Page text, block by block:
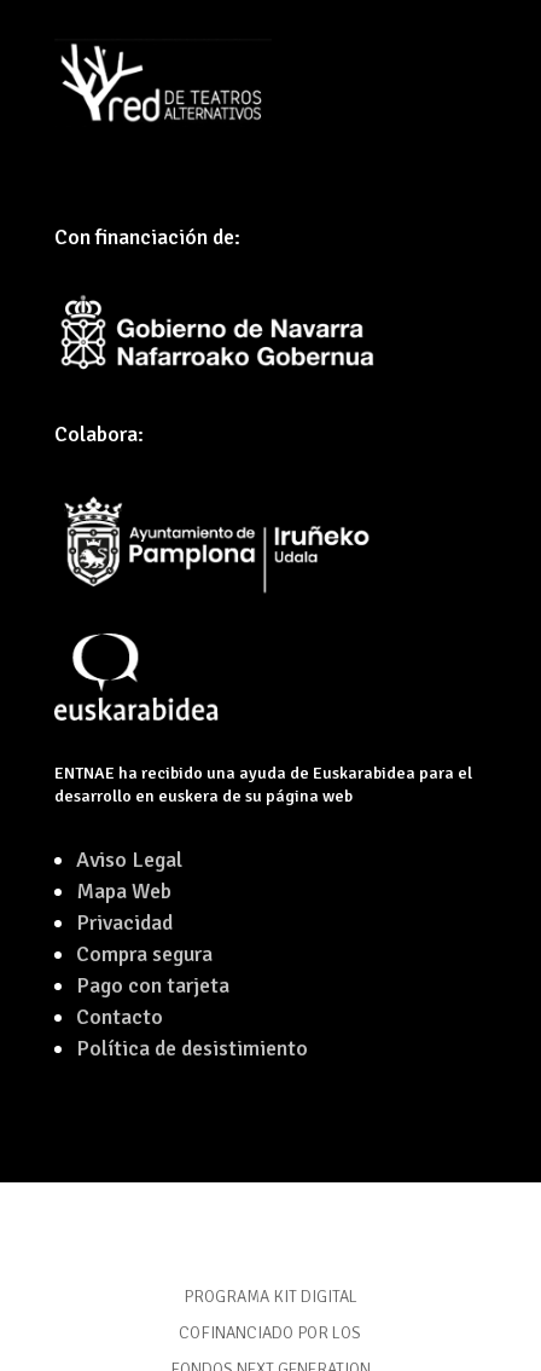
Con financiación de:
Colabora:
ENTNAE ha recibido una ayuda de Euskarabidea para el
desarrollo en euskera de su página web
Aviso Legal
Mapa Web
Privacidad
Compra segura
Pago con tarjeta
Contacto
Política de desistimiento
PROGRAMA KIT DIGITAL
COFINANCIADO POR LOS